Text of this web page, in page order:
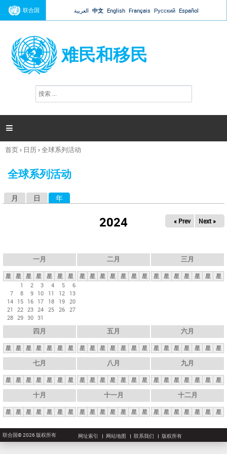
Jump to navigation
联合国 العربية 中文 English Français Русский Español
难民和移民
搜
索

你
这
首页› 日历›全球系列活动
全球系列活动
月 日 年
2024 « Prev Next »
一月
星 星 星 星 星 星
星
1
2 3 4 5
6
7
8 9 10 11 12
13
14 15 16 17 18 19 20
21
22 23 24 25 26 27
28 29 30 31
二月
星 星 星 星 星 星 星
三月
星 星 星 星 星 星 星
四月
星 星 星 星 星 星 星
五月
星 星 星 星 星 星 星
六月
星 星 星 星 星 星 星
七月
星 星 星 星 星 星 星
八月
星 星 星 星 星 星 星
九月
星 星 星 星 星 星 星
十月
星 星 星 星 星 星 星
十一月
星 星 星 星 星 星 星
十二月
星 星 星 星 星 星 星
联合国© 2026 版权所有 网址索引 网站地图 联系我们 版权所有